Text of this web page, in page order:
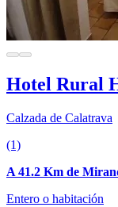
Hotel Rural
Calzada de Calatrava
(1)
A 41.2 Km de
Entero o habitación